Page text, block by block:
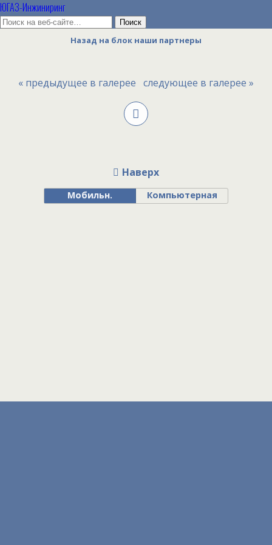
ЮГАЗ-Инжиниринг
Назад на блок наши партнеры
« предыдущее в галерее следующее в галерее »
Наверх
Мобильн. Компьютерная